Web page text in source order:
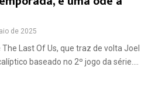
de 2025
Last Of Us, que traz de volta Joel
baseado no 2º jogo da série....